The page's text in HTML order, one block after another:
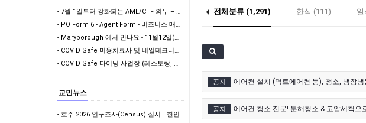
- 7월 1일부터 강화되는 AML/CTF 의무 – Vendor Verification & Bu…
- PO Form 6 - Agent Form - 비즈니스 매매시 에이전트 계약서
- Maryborough 에서 만나요 - 11월12일(목요일) 정오 12시
- COVID Safe 미용치료사 및 네일테크니션을 위한 권고사항
- COVID Safe 다이닝 사업장 (레스토랑, 카페, 펍, 클럽, RSL 및 호텔)을 위…
교민뉴스
- 호주 2026 인구조사(Census) 실시… 한인사회도 적극 참여해야
전체분류 (1,291) 한식 (111) 일
공지 에어컨 설치 (덕트에어컨 등), 청소, 냉장
공지 에어컨 청소 전문! 분해청소 & 고압세척으